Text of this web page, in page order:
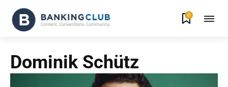
0
Dominik Schütz